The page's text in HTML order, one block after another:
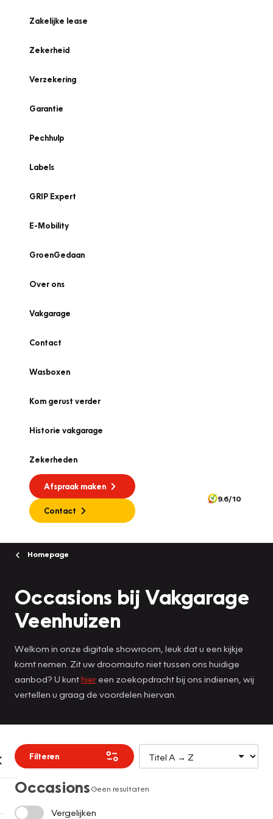
Zakelijke lease
Zekerheid
Verzekering
Garantie
Pechhulp
Labels
GRIP Expert
E-Mobility
GroenGedaan
Over ons
Vakgarage
Contact
Wasboxen
Kom gerust verder
Historie vakgarage
Zekerheden
Afspraak maken
Contact
9.6/10
Homepage
Occasions bij Vakgarage
Veenhuizen
Welkom in onze digitale showroom, leuk dat u een kijkje
komt nemen. Zit uw droomauto niet tussen ons huidige
aanbod? U kunthier een zoekopdracht bij ons indienen, wij
vertellen u graag de voordelen hiervan.
Filteren
OccasionsGeen resultaten
Vergelijken